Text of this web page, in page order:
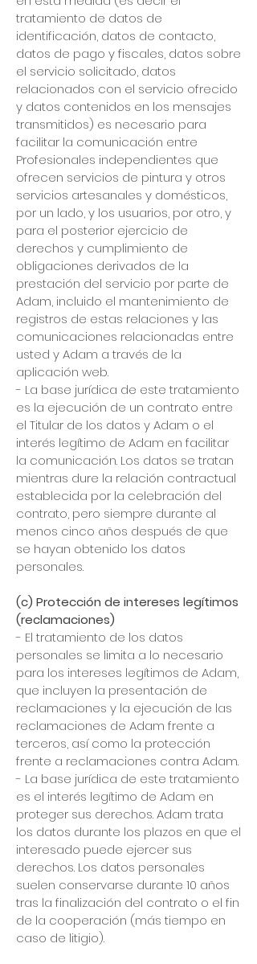
tratamiento de datos de
identificación, datos de contacto,
datos de pago y fiscales, datos sobre
el servicio solicitado, datos
relacionados con el servicio ofrecido
y datos contenidos en los mensajes
transmitidos) es necesario para
facilitar la comunicación entre
Profesionales independientes que
ofrecen servicios de pintura y otros
servicios artesanales y domésticos,
por un lado, y los usuarios, por otro, y
para el posterior ejercicio de
derechos y cumplimiento de
obligaciones derivados de la
prestación del servicio por parte de
Adam, incluido el mantenimiento de
registros de estas relaciones y las
comunicaciones relacionadas entre
usted y Adam a través de la
aplicación web.
- La base jurídica de este tratamiento
es la ejecución de un contrato entre
el Titular de los datos y Adam o el
interés legítimo de Adam en facilitar
la comunicación. Los datos se tratan
mientras dure la relación contractual
establecida por la celebración del
contrato, pero siempre durante al
menos cinco años después de que
se hayan obtenido los datos
personales.
(c) Protección de intereses legítimos
(reclamaciones)
- El tratamiento de los datos
personales se limita a lo necesario
para los intereses legítimos de Adam,
que incluyen la presentación de
reclamaciones y la ejecución de las
reclamaciones de Adam frente a
terceros, así como la protección
frente a reclamaciones contra Adam.
- La base jurídica de este tratamiento
es el interés legítimo de Adam en
proteger sus derechos. Adam trata
los datos durante los plazos en que el
interesado puede ejercer sus
derechos. Los datos personales
suelen conservarse durante 10 años
tras la finalización del contrato o el fin
de la cooperación (más tiempo en
caso de litigio).